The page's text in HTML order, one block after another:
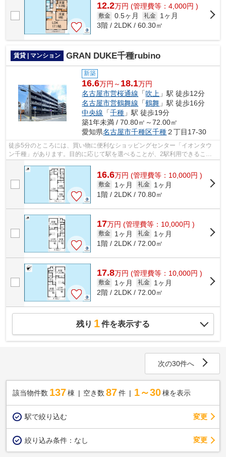
12.2万円 (管理費等：4,000円 )
敷金 0.5ヶ月 礼金
1ヶ月
3階 / 2LDK / 60.30㎡
賃貸 | マンション GRAN DUKE千種rubino
新築
16.6万円～ 18.1万円
名古屋市営桜通線 「吹上 」駅 徒歩12分
名古屋市営鶴舞線 「鶴舞 」駅 徒歩16分
中央線 「千種 」駅 徒歩19分
築1年未満 / 70.80㎡～72.00㎡
愛知県名古屋市千種区千種２丁目17-30
徒歩5分のところには、買い物に便利なショッピングセンター「イオンタウ
ン千種」があります。目的に応じて駅を選べることが、2駅利用できるこの
16.6万円 (管理費等：10,000円 )
敷金 1ヶ月 礼金
1ヶ月
1階 / 2LDK / 70.80㎡
17万円 (管理費等：10,000円 )
敷金 1ヶ月 礼金
1ヶ月
1階 / 2LDK / 72.00㎡
17.8万円 (管理費等：10,000円 )
敷金 1ヶ月 礼金
1ヶ月
2階 / 2LDK / 72.00㎡
残り 1件を表示する
次の30件へ
該当物件数 137棟 空き数 87 件 1～30 棟を表示
駅で絞り込む 変更
絞り込み条件： なし 変更